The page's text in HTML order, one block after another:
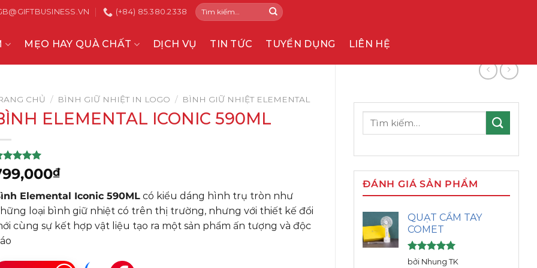
(+84) 85.380.2338
Tìm
kiếm:
MẸO HAY QUÀ CHẤT DỊCH VỤ TIN TỨC TUYỂN DỤNG LIÊN HỆ
Tìm
ĐÁNH GIÁ SẢN PHẨM
QUẠT CẦM TAY
COMET
Được xếp
bởi Nhung TK
CHỦ / BÌNH GIỮ NHIỆT IN LOGO / BÌNH GIỮ NHIỆT ELEMENTAL
ELEMENTAL ICONIC 590ML
trên 5
trên
₫
Elemental Iconic 590ML có kiểu dáng hình trụ tròn như
loại bình giữ nhiệt có trên thị trường, nhưng với thiết kế đổi
cùng sự kết hợp vật liệu tạo ra một sản phẩm ấn tượng và độc